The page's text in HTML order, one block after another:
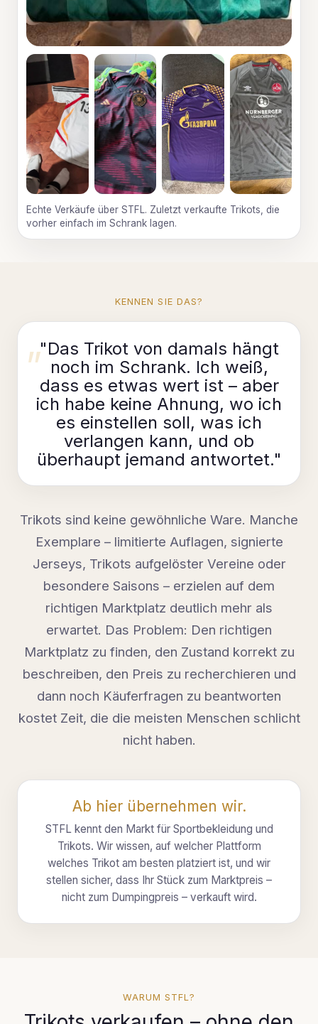
Echte Verkäufe über STFL. Zuletzt verkaufte Trikots, die
vorher einfach im Schrank lagen.
KENNEN SIE DAS?
"Das Trikot von damals hängt
noch im Schrank. Ich weiß,
dass es etwas wert ist – aber
ich habe keine Ahnung, wo ich
es einstellen soll, was ich
verlangen kann, und ob
überhaupt jemand antwortet."
Trikots sind keine gewöhnliche Ware. Manche
Exemplare – limitierte Auflagen, signierte
Jerseys, Trikots aufgelöster Vereine oder
besondere Saisons – erzielen auf dem
richtigen Marktplatz deutlich mehr als
erwartet. Das Problem: Den richtigen
Marktplatz zu finden, den Zustand korrekt zu
beschreiben, den Preis zu recherchieren und
dann noch Käuferfragen zu beantworten
kostet Zeit, die die meisten Menschen schlicht
nicht haben.
Ab hier übernehmen wir.
STFL kennt den Markt für Sportbekleidung und
Trikots. Wir wissen, auf welcher Plattform
welches Trikot am besten platziert ist, und wir
stellen sicher, dass Ihr Stück zum Marktpreis –
nicht zum Dumpingpreis – verkauft wird.
WARUM STFL?